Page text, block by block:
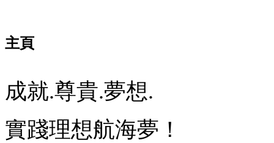
主頁
成就.尊貴.夢想.
實踐理想航海夢！